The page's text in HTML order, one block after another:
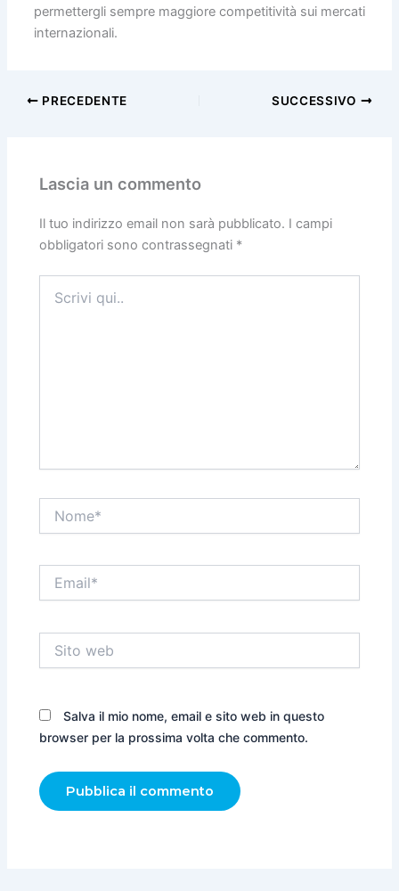
permettergli sempre maggiore competitività sui mercati
internazionali.
PRECEDENTE SUCCESSIVO
Lascia un commento
Il tuo indirizzo email non sarà pubblicato. I campi
obbligatori sono contrassegnati *
qui..
web
Salva il mio nome, email e sito web in questo
browser per la prossima volta che commento.